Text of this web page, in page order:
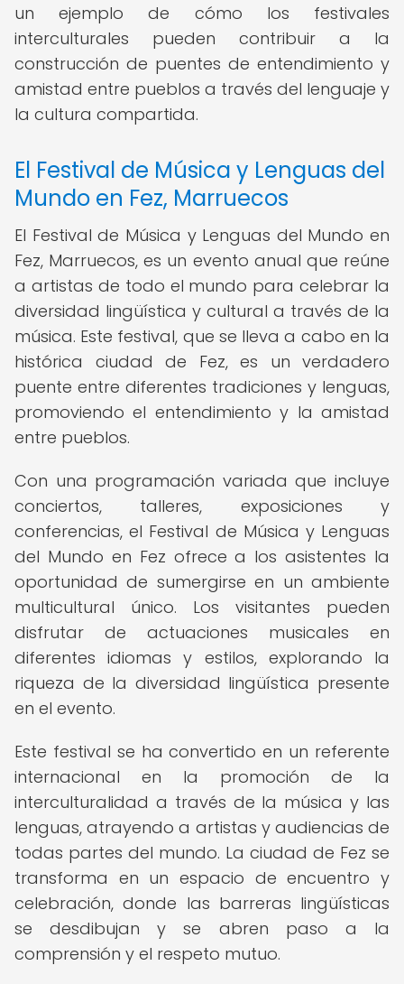
un ejemplo de cómo los festivales
interculturales pueden contribuir a la
construcción de puentes de entendimiento y
amistad entre pueblos a través del lenguaje y
la cultura compartida.
El Festival de Música y Lenguas del
Mundo en Fez, Marruecos
El Festival de Música y Lenguas del Mundo en
Fez, Marruecos, es un evento anual que reúne
a artistas de todo el mundo para celebrar la
diversidad lingüística y cultural a través de la
música. Este festival, que se lleva a cabo en la
histórica ciudad de Fez, es un verdadero
puente entre diferentes tradiciones y lenguas,
promoviendo el entendimiento y la amistad
entre pueblos.
Con una programación variada que incluye
conciertos, talleres, exposiciones y
conferencias, el Festival de Música y Lenguas
del Mundo en Fez ofrece a los asistentes la
oportunidad de sumergirse en un ambiente
multicultural único. Los visitantes pueden
disfrutar de actuaciones musicales en
diferentes idiomas y estilos, explorando la
riqueza de la diversidad lingüística presente
en el evento.
Este festival se ha convertido en un referente
internacional en la promoción de la
interculturalidad a través de la música y las
lenguas, atrayendo a artistas y audiencias de
todas partes del mundo. La ciudad de Fez se
transforma en un espacio de encuentro y
celebración, donde las barreras lingüísticas
se desdibujan y se abren paso a la
comprensión y el respeto mutuo.